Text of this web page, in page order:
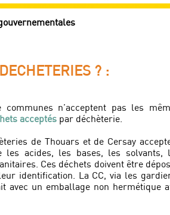
? :
n’acceptent pas les
acceptés par déchèterie.
de Thouars et de Cersay
les acides, les bases, les solvants,
Ces déchets doivent être
identification. La CC, via les
avec un emballage non hermétique